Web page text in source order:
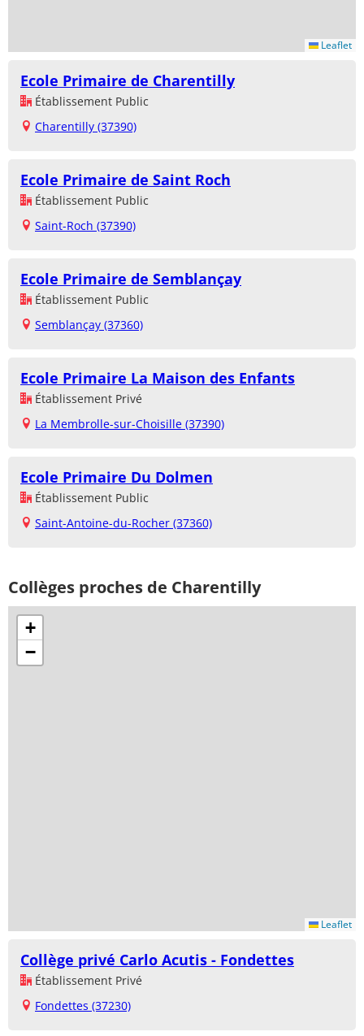
Leaflet
Ecole Primaire de Charentilly
Établissement Public
Charentilly (37390)
Ecole Primaire de Saint Roch
Établissement Public
Saint-Roch (37390)
Ecole Primaire de Semblançay
Établissement Public
Semblançay (37360)
Ecole Primaire La Maison des Enfants
Établissement Privé
La Membrolle-sur-Choisille (37390)
Ecole Primaire Du Dolmen
Établissement Public
Saint-Antoine-du-Rocher (37360)
Collèges proches de Charentilly
+
−
Leaflet
Collège privé Carlo Acutis - Fondettes
Établissement Privé
Fondettes (37230)